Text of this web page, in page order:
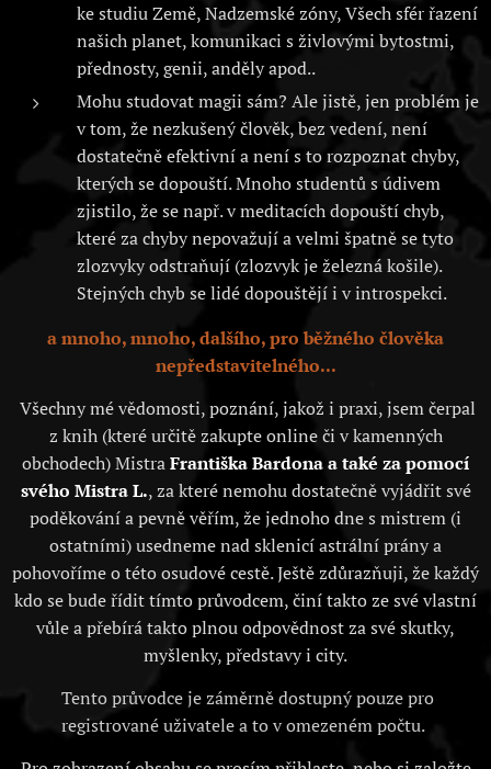
ke studiu Země, Nadzemské zóny, Všech sfér řazení
našich planet, komunikaci s živlovými bytostmi,
přednosty, genii, anděly apod..
Mohu studovat magii sám? Ale jistě, jen problém je
v tom, že nezkušený člověk, bez vedení, není
dostatečně efektivní a není s to rozpoznat chyby,
kterých se dopouští. Mnoho studentů s údivem
zjistilo, že se např. v meditacích dopouští chyb,
které za chyby nepovažují a velmi špatně se tyto
zlozvyky odstraňují (zlozvyk je železná košile).
Stejných chyb se lidé dopouštějí i v introspekci.
a mnoho, mnoho, dalšího, pro běžného člověka
nepředstavitelného...
Všechny mé vědomosti, poznání, jakož i praxi, jsem čerpal
z knih (které určitě zakupte online či v kamenných
obchodech) MistraFrantiška Bardona a také za pomocí
svého Mistra L., za které nemohu dostatečně vyjádřit své
poděkování a pevně věřím, že jednoho dne s mistrem (i
ostatními) usedneme nad sklenicí astrální prány a
pohovoříme o této osudové cestě. Ještě zdůrazňuji, že každý
kdo se bude řídit tímto průvodcem, činí takto ze své vlastní
vůle a přebírá takto plnou odpovědnost za své skutky,
myšlenky, představy i city.
Tento průvodce je záměrně dostupný pouze pro
registrované uživatele a to v omezeném počtu.